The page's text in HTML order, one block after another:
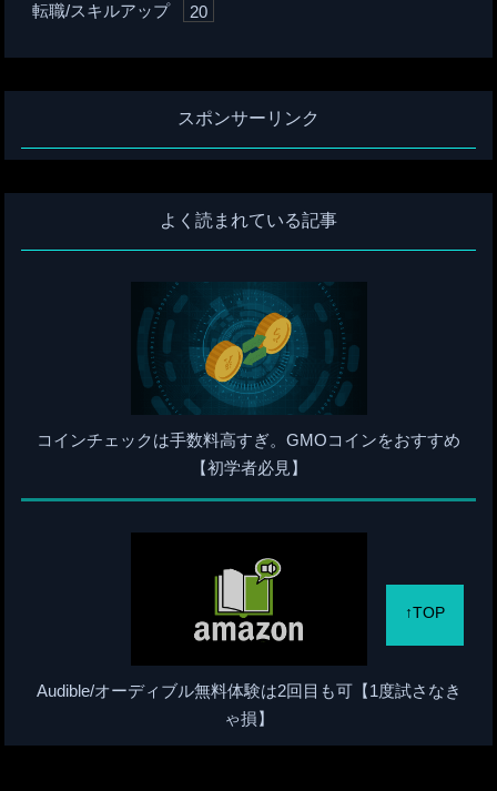
転職/スキルアップ 20
スポンサーリンク
よく読まれている記事
コインチェックは手数料高すぎ。GMOコインをおすすめ
【初学者必見】
Audible/オーディブル無料体験は2回目も可【1度試さなき
ゃ損】
↑TOP